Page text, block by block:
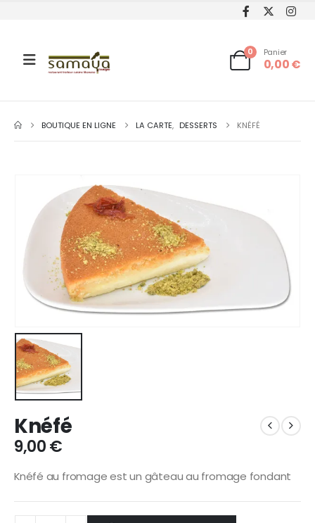
0 Panier
0,00€
BOUTIQUE EN LIGNE LA CARTE, DESSERTS KNÉFÉ
Knéfé
9,00€
Knéfé au fromage est un gâteau au fromage fondant